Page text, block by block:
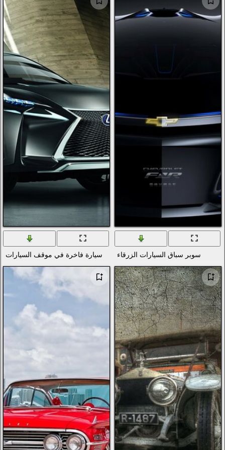
الرجال
الأطفال
صور شخصية
أخرى
سيارة فاخرة في موقف السيارات